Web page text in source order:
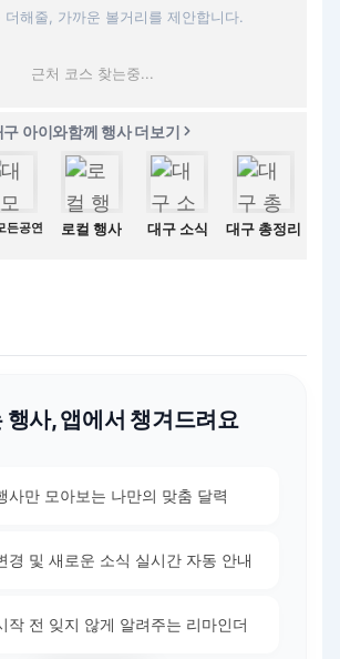
더해줄, 가까운 볼거리를 제안합니다.
근처 코스 찾는중...
구 아이와함께 행사 더보기
든공연 로컬 행사 대구 소식 대구 총정리
행사, 앱에서 챙겨드려요
사만 모아보는 나만의 맞춤 달력
경 및 새로운 소식 실시간 자동 안내
작 전 잊지 않게 알려주는 리마인더